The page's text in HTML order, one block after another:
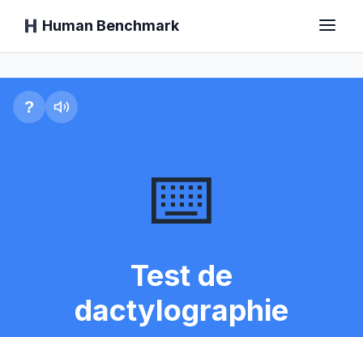
Human Benchmark
Accueil
Temps de réaction
Test de Chimp
Test de dactylographie
Mémoire Visuelle
Test de dactylographie
?
⌨️
Test de
dactylographie